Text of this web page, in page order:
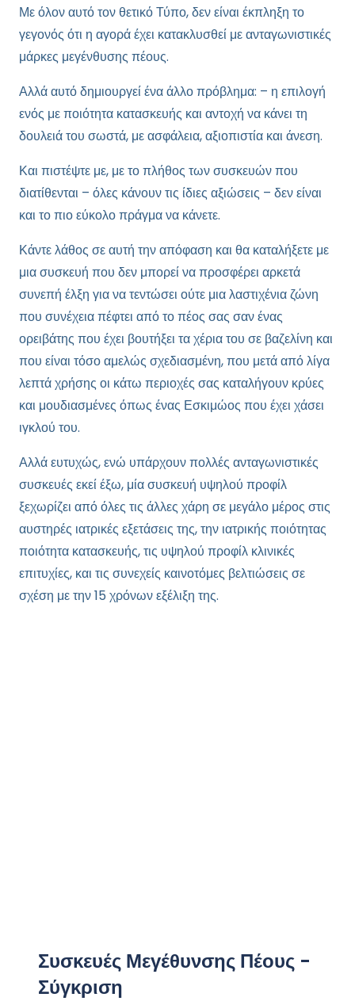
Με όλον αυτό τον θετικό Τύπο, δεν είναι έκπληξη το
γεγονός ότι η αγορά έχει κατακλυσθεί με ανταγωνιστικές
μάρκες μεγένθυσης πέους.
Αλλά αυτό δημιουργεί ένα άλλο πρόβλημα: – η επιλογή
ενός με ποιότητα κατασκευής και αντοχή να κάνει τη
δουλειά του σωστά, με ασφάλεια, αξιοπιστία και άνεση.
Και πιστέψτε με, με το πλήθος των συσκευών που
διατίθενται – όλες κάνουν τις ίδιες αξιώσεις – δεν είναι
και το πιο εύκολο πράγμα να κάνετε.
Κάντε λάθος σε αυτή την απόφαση και θα καταλήξετε με
μια συσκευή που δεν μπορεί να προσφέρει αρκετά
συνεπή έλξη για να τεντώσει ούτε μια λαστιχένια ζώνη
που συνέχεια πέφτει από το πέος σας σαν ένας
ορειβάτης που έχει βουτήξει τα χέρια του σε βαζελίνη και
που είναι τόσο αμελώς σχεδιασμένη, που μετά από λίγα
λεπτά χρήσης οι κάτω περιοχές σας καταλήγουν κρύες
και μουδιασμένες όπως ένας Εσκιμώος που έχει χάσει
ιγκλού του.
Αλλά ευτυχώς, ενώ υπάρχουν πολλές ανταγωνιστικές
συσκευές εκεί έξω, μία συσκευή υψηλού προφίλ
ξεχωρίζει από όλες τις άλλες χάρη σε μεγάλο μέρος στις
αυστηρές ιατρικές εξετάσεις της, την ιατρικής ποιότητας
ποιότητα κατασκευής, τις υψηλού προφίλ κλινικές
επιτυχίες, και τις συνεχείς καινοτόμες βελτιώσεις σε
σχέση με την 15 χρόνων εξέλιξη της.
Συσκευές Μεγέθυνσης Πέους -
Σύγκριση